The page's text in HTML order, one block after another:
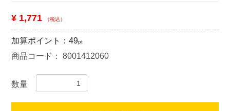
¥ 1,771 （税込）
加算ポイント：49pt
商品コード：8001412060
数量